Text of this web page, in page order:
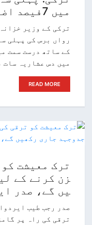
میں 7فیصد اضافہ
ترکی کے وزیر
رواں برس کی پہلی
کے ساتھ درست سمت
میں دس عشاریہ سات
READ MORE
ترک معیشت
زن کرنے کے
یں گے، صدر
صدر رجب طیب
ترقی کی راہ پر